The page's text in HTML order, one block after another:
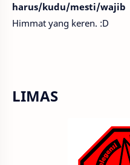
harus/kudu/mesti/wajib
Himmat yang keren. :D
LIMAS